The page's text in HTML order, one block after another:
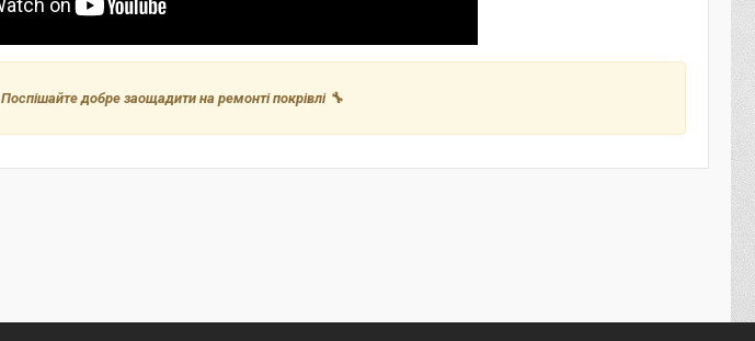
Поспішайте добре заощадити на ремонті покрівлі 🔧